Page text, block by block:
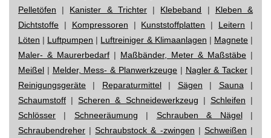
Pelletöfen | Kanister & Trichter| Klebeband | Kleben &
Dichtstoffe | Kompressoren | Kunststoffplatten | Leitern |
Löten | Luftpumpen | Luftreiniger & Klimaanlagen | Magnete|
Maler- & Maurerbedarf | Maßbänder, Meter & Maßstäbe |
Meißel | Melder, Mess- & Planwerkzeuge | Nagler & Tacker |
Reinigungsgeräte | Reparaturmittel| Sägen | Sauna |
Schaumstoff |Scheren & Schneidewerkzeug | Schleifen |
Schlösser | Schneeräumung | Schrauben & Nägel|
Schraubendreher |Schraubstock & -zwingen | Schweißen |